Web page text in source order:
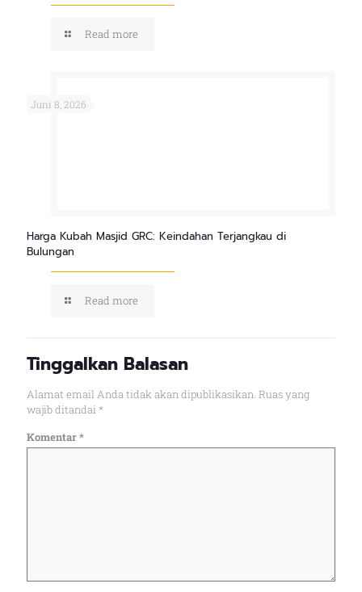
Read more
Juni 8, 2026
Harga Kubah Masjid GRC: Keindahan Terjangkau di
Bulungan
Read more
Tinggalkan Balasan
Alamat email Anda tidak akan dipublikasikan. Ruas yang
wajib ditandai *
Komentar*